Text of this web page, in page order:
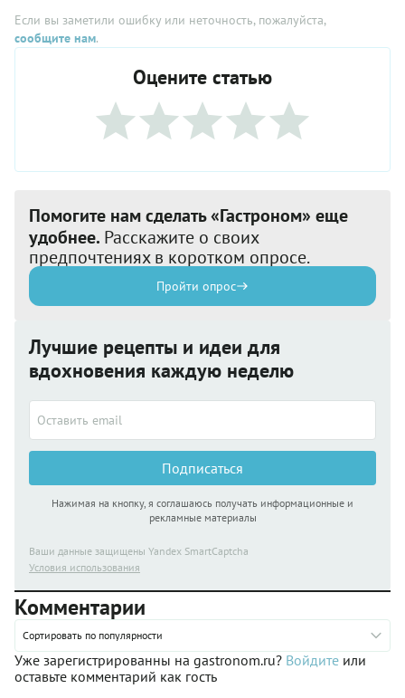
Если вы заметили ошибку или неточность, пожалуйста,
сообщите нам.
Оцените статью
Помогите нам сделать «Гастроном» еще
удобнее. Расскажите о своих
предпочтениях в коротком опросе.
Пройти опрос
Лучшие рецепты и идеи для
вдохновения каждую неделю
Подписаться
Нажимая на кнопку, я соглашаюсь получать информационные и
рекламные материалы
Ваши данные защищены Yandex SmartCaptcha
Условия использования
Комментарии
Сортировать по популярности
Уже зарегистрированны на gastronom.ru? Войдите или
оставьте комментарий как гость